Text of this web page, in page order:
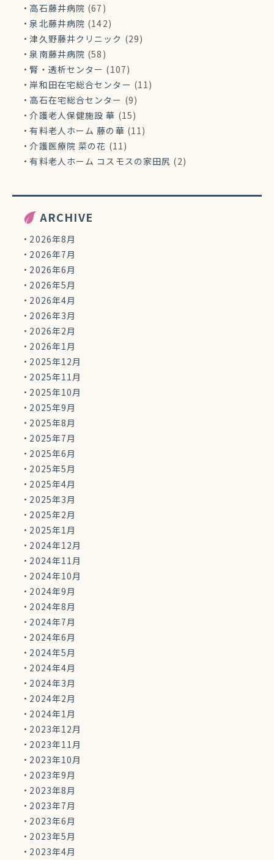
高石藤井病院 (67)
泉北藤井病院 (142)
津久野藤井クリニック (29)
泉南藤井病院 (58)
腎・透析センター (107)
岸和田在宅総合センター (11)
高石在宅総合センター (9)
介護老人保健施設 華 (15)
有料老人ホーム 藤の華 (11)
介護医療院 菜の花 (11)
有料老人ホーム コスモスの家田尻 (2)
ARCHIVE
2026年8月
2026年7月
2026年6月
2026年5月
2026年4月
2026年3月
2026年2月
2026年1月
2025年12月
2025年11月
2025年10月
2025年9月
2025年8月
2025年7月
2025年6月
2025年5月
2025年4月
2025年3月
2025年2月
2025年1月
2024年12月
2024年11月
2024年10月
2024年9月
2024年8月
2024年7月
2024年6月
2024年5月
2024年4月
2024年3月
2024年2月
2024年1月
2023年12月
2023年11月
2023年10月
2023年9月
2023年8月
2023年7月
2023年6月
2023年5月
2023年4月